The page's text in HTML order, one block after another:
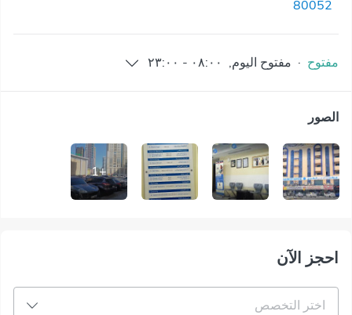
80052
مفتوح · مفتوح اليوم, ٠٨:٠٠ - ٢٣:٠٠
الصور
+
1
احجز الآن
اختر التخصص